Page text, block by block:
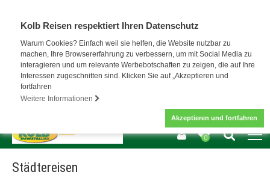
Kolb Reisen respektiert Ihren Datenschutz
Warum Cookies? Einfach weil sie helfen, die Website nutzbar zu
machen, Ihre Browsererfahrung zu verbessern, um mit Social Media zu
interagieren und um relevante Werbebotschaften zu zeigen, die auf Ihre
Interessen zugeschnitten sind. Klicken Sie auf „Akzeptieren und
fortfahren
Weitere Informationen
Akzeptieren und fortfahren
0
Städtereisen